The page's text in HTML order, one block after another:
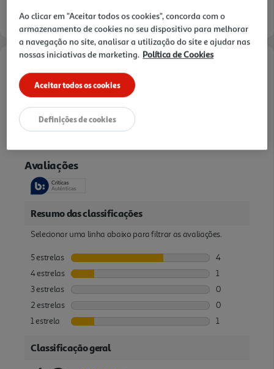
Descrição
Avaliações
Ao clicar em "Aceitar todos os cookies", concorda com o
armazenamento de cookies no seu dispositivo para melhorar
a navegação no site, analisar a utilização do site e ajudar nas
nossas iniciativas de marketing. Política de Cookies
Aceitar todos os cookies
Definições de cookies